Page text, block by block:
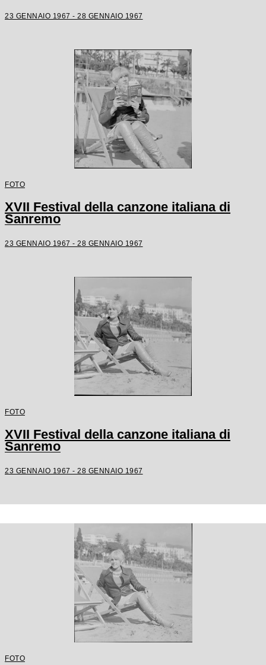
23 GENNAIO 1967 - 28 GENNAIO 1967
FOTO
XVII Festival della canzone italiana di
Sanremo
23 GENNAIO 1967 - 28 GENNAIO 1967
FOTO
XVII Festival della canzone italiana di
Sanremo
23 GENNAIO 1967 - 28 GENNAIO 1967
FOTO